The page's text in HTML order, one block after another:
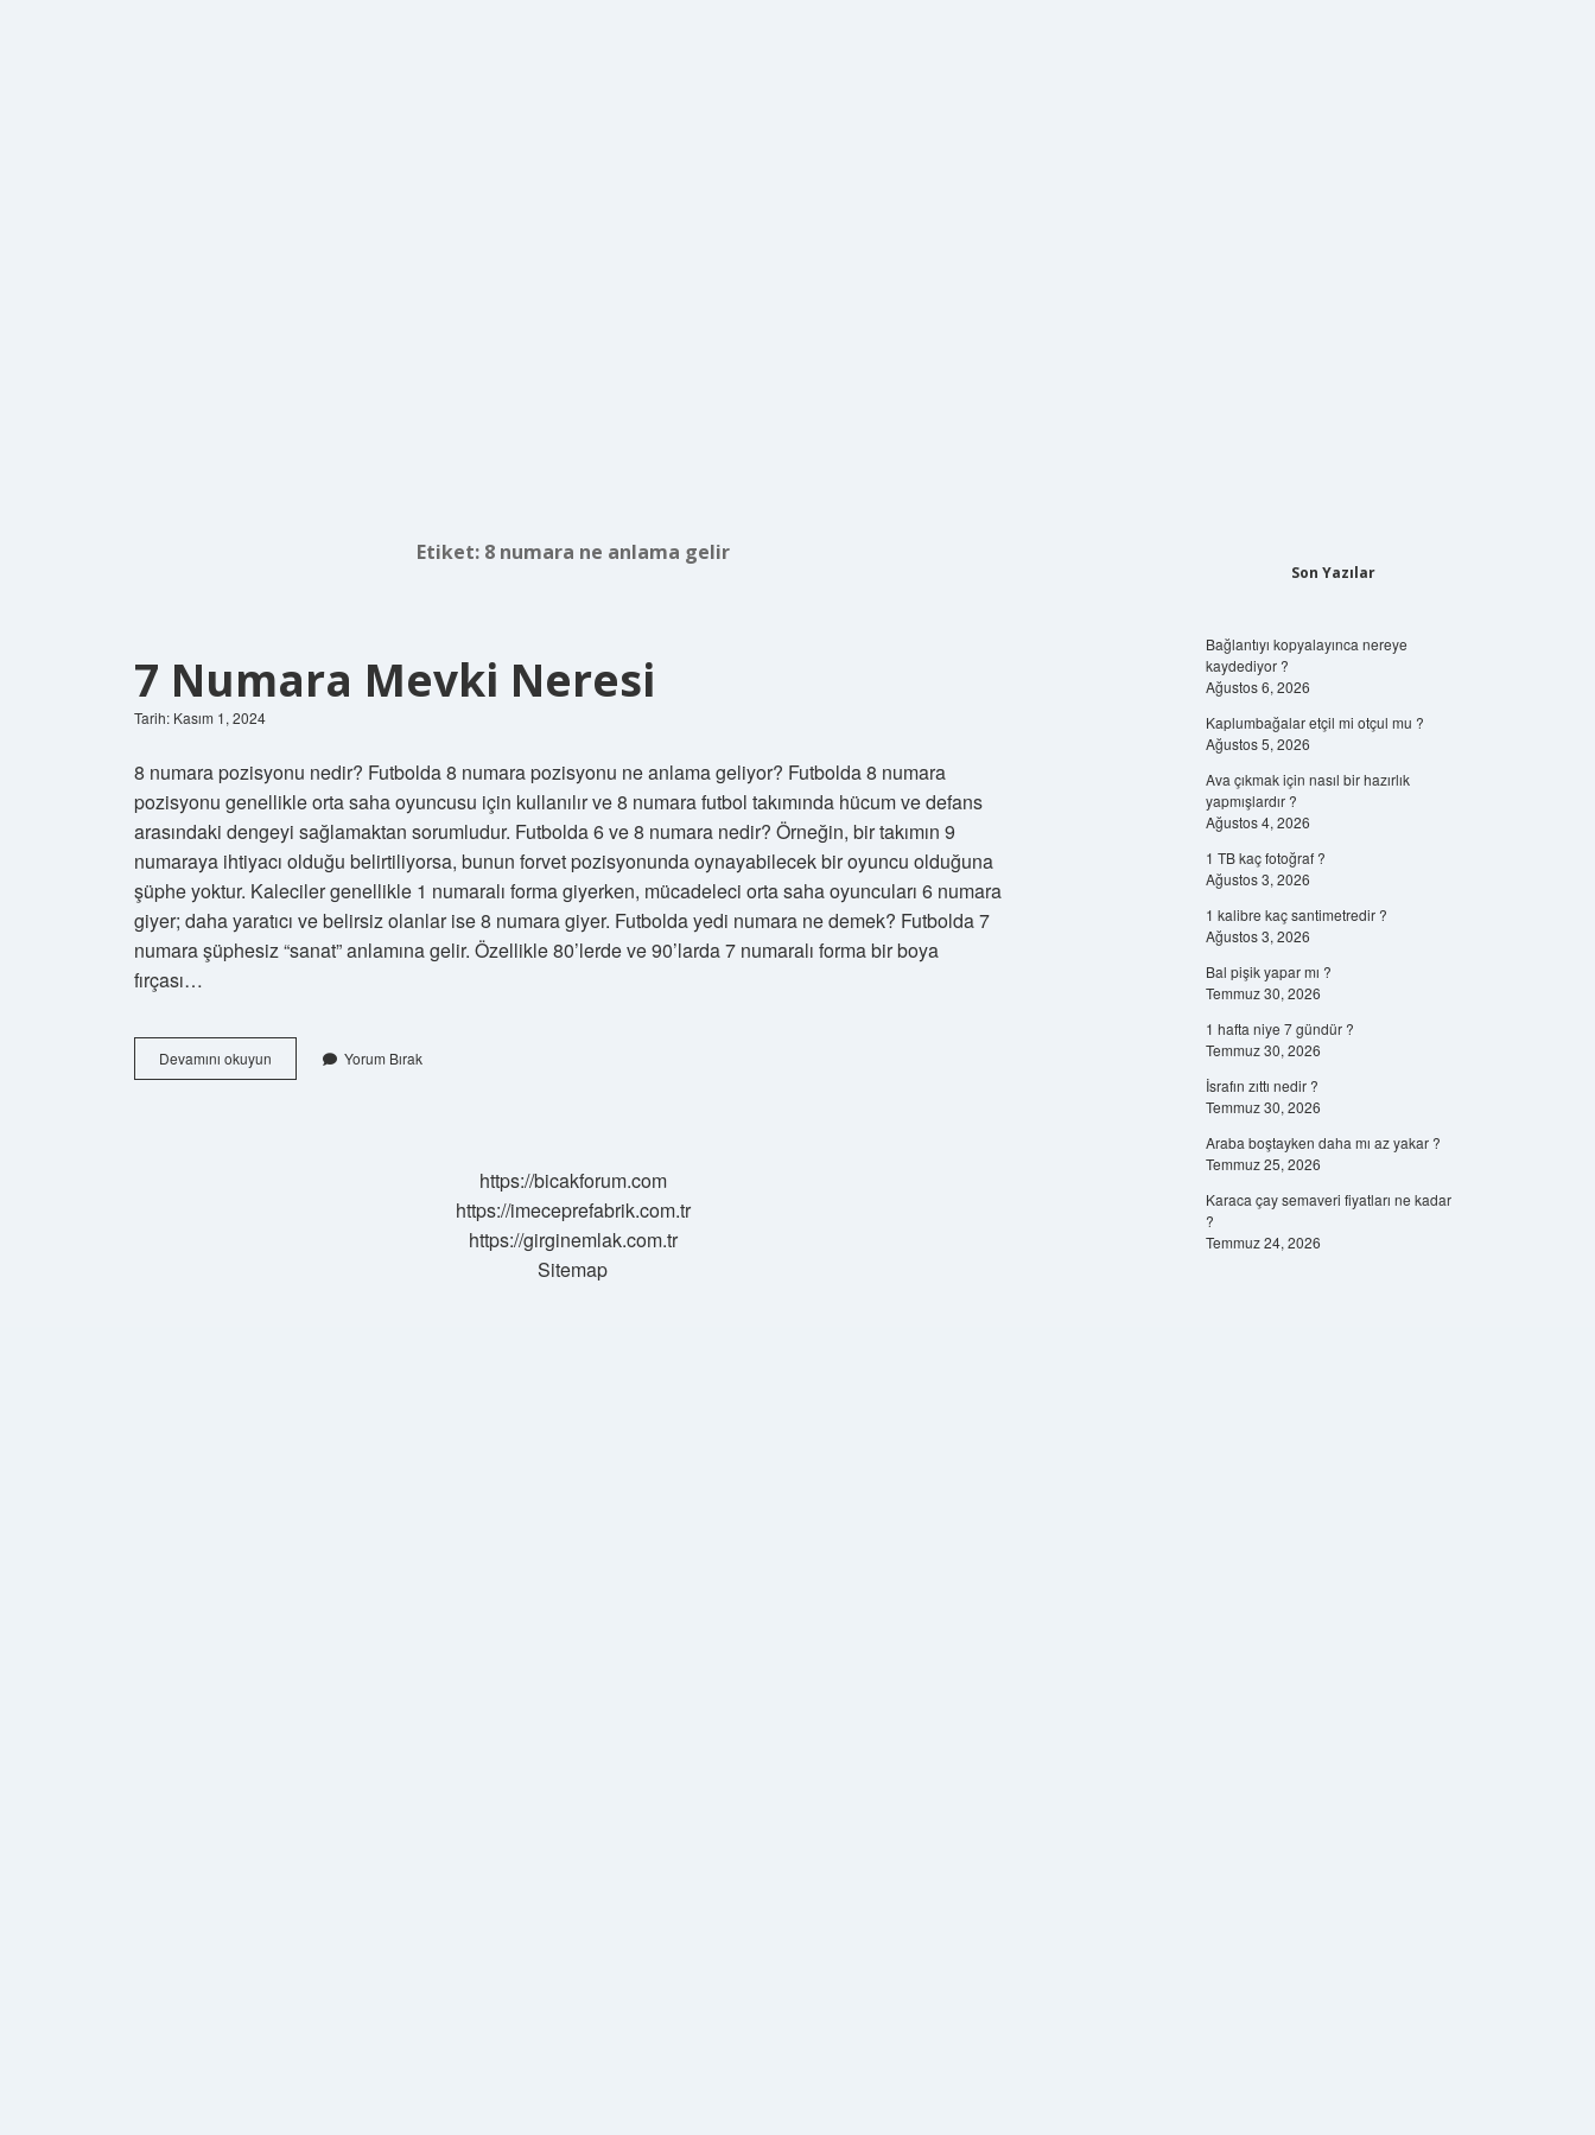
Etiket: 8 numara ne anlama gelir
7 Numara Mevki Neresi
Tarih: Kasım 1, 2024
8 numara pozisyonu nedir? Futbolda 8 numara pozisyonu ne anlama geliyor? Futbolda 8 numara
pozisyonu genellikle orta saha oyuncusu için kullanılır ve 8 numara futbol takımında hücum ve defans
arasındaki dengeyi sağlamaktan sorumludur. Futbolda 6 ve 8 numara nedir? Örneğin, bir takımın 9
numaraya ihtiyacı olduğu belirtiliyorsa, bunun forvet pozisyonunda oynayabilecek bir oyuncu olduğuna
şüphe yoktur. Kaleciler genellikle 1 numaralı forma giyerken, mücadeleci orta saha oyuncuları 6 numara
giyer; daha yaratıcı ve belirsiz olanlar ise 8 numara giyer. Futbolda yedi numara ne demek? Futbolda 7
numara şüphesiz “sanat” anlamına gelir. Özellikle 80’lerde ve 90’larda 7 numaralı forma bir boya
fırçası…
Devamını okuyun
Numara
Yorum Bırak
https://bicakforum.com
https://imeceprefabrik.com.tr
https://girginemlak.com.tr
Sitemap
Son Yazılar
Bağlantıyı kopyalayınca nereye
kaydediyor ?
Ağustos 6, 2026
Kaplumbağalar etçil mi otçul mu ?
Ağustos 5, 2026
Ava çıkmak için nasıl bir hazırlık
yapmışlardır ?
Ağustos 4, 2026
1 TB kaç fotoğraf ?
Ağustos 3, 2026
1 kalibre kaç santimetredir ?
Ağustos 3, 2026
Bal pişik yapar mı ?
Temmuz 30, 2026
1 hafta niye 7 gündür ?
Temmuz 30, 2026
İsrafın zıttı nedir ?
Temmuz 30, 2026
Araba boştayken daha mı az yakar ?
Temmuz 25, 2026
Karaca çay semaveri fiyatları ne kadar
?
Temmuz 24, 2026